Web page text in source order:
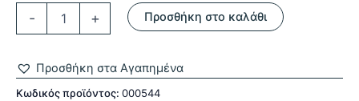
-
ποσότητα
+ Προσθήκη στο καλάθι
Προσθήκη στα Αγαπημένα
Κωδικός προϊόντος: 000544